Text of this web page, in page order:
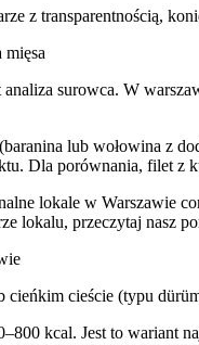
z transparentnością,
mięsa
surowca. W
lub wołowina z
Dla porównania, filet z
lokale w Warszawie
lokalu, przeczytaj nasz
cieńkim cieście (typu
kcal. Jest to wariant